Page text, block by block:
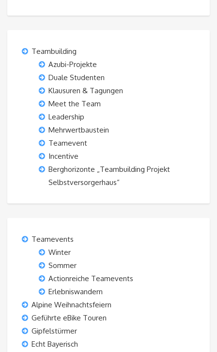
Teambuilding
Azubi-Projekte
Duale Studenten
Klausuren & Tagungen
Meet the Team
Leadership
Mehrwertbaustein
Teamevent
Incentive
Berghorizonte „Teambuilding Projekt
Selbstversorgerhaus“
Teamevents
Winter
Sommer
Actionreiche Teamevents
Erlebniswandern
Alpine Weihnachtsfeiern
Geführte eBike Touren
Gipfelstürmer
Echt Bayerisch